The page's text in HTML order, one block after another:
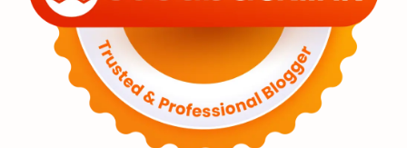
Luar Angkasa Video Aurora
Supernova Nebula Sponsored
Featured Mars